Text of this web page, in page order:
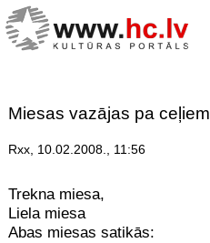
Miesas vazājas pa ceļiem
Rxx, 10.02.2008., 11:56
Trekna miesa,
Liela miesa
Abas miesas satikās: